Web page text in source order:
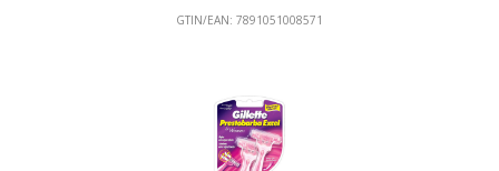
GTIN/EAN: 7891051008571